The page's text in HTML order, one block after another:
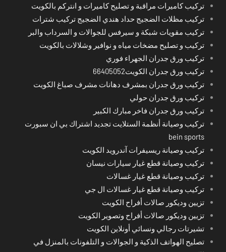
تركيب كاميرات مراقبة و تصليح كاميرات و انتركم بالكويت
تركيب مظلات الضجيج حداد هندي الضجيج تركيب شترات
تركيب مقويات شبكة و سيرفس للجوالات و السرداب والبر
تركيب و تصليح مضخات مياه و نوافير وشلالات بالكويت
تركيب ورق جدران الجهراء فوري
تركيب ورق جدران الكويت66405052
تركيب ورق جدران بمشرف دهانات مشرف صباغ الكويت
تركيب ورق جدران حولي
تركيب ورق جدران فاخر مبارك الكبير
تركيب وصيانة أنظمة الستلايت تجديد اشتراك بي ان سبورت
bein sports
تركيب وصيانة ريسيفرات آندرويد الكويت
تركيب وصيانة قطع غيار سيارات نيسان
تركيب وصيانة قطع غيار غسالات
تركيب وصيانة قطع غيار غسالات ال جي
تزيين وديكور صالات أفراح الكويت
تزيين وديكور صالات أفراح وتصوير الكويت
تشيرتات رجالي ونسائي أونلاين الكويت
تصليح الهواتف الذكية و الجوالات و التلفونات بالمنزل في